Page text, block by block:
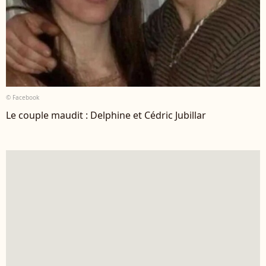
© Facebook
Le couple maudit : Delphine et Cédric Jubillar